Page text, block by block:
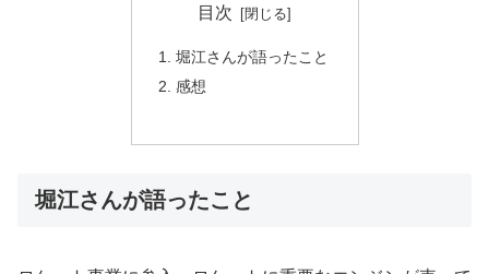
目次
堀江さんが語ったこと
感想
堀江さんが語ったこと